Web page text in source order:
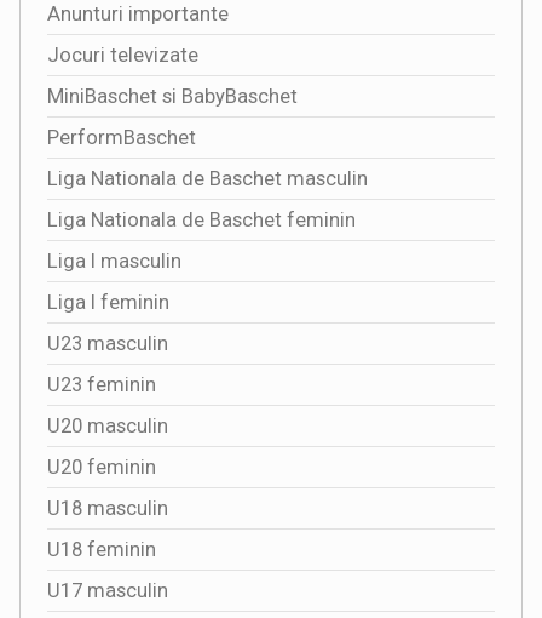
Anunturi importante
Jocuri televizate
MiniBaschet si BabyBaschet
PerformBaschet
Liga Nationala de Baschet masculin
Liga Nationala de Baschet feminin
Liga I masculin
Liga I feminin
U23 masculin
U23 feminin
U20 masculin
U20 feminin
U18 masculin
U18 feminin
U17 masculin